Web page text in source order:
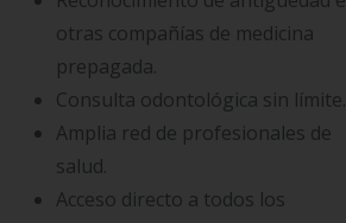
otras compañías de medicina
prepagada.
Consulta odontológica sin límite.
Amplia red de profesionales de
salud.
Acceso directo a todos los